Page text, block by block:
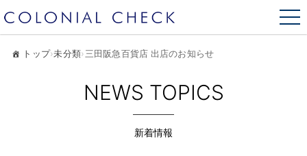
トップ›未分類›三田阪急百貨店 出店のお知らせ
NEWS TOPICS
新着情報